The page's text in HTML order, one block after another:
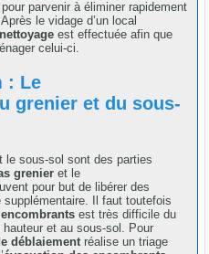
parvenir à éliminer rapidement
le vidage d’un local
est effectuée afin que
celui-ci.
: Le
grenier et du sous-
le sous-sol sont des parties
grenier et le
pour but de libérer des
supplémentaire. Il faut toutefois
est très difficile du
et au sous-sol. Pour
déblaiement réalise un triage